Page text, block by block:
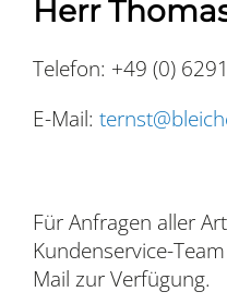
Herr
Telefon: +49 (0)
E-Mail:
Für Anfragen aller
Kundenservice-
Mail zur Verfügung.